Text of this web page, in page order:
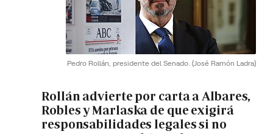
Pedro Rollán, presidente del Senado. (José Ramón Ladra)
Rollán advierte por carta a Albares,
Robles y Marlaska de que exigirá
responsabilidades legales si no